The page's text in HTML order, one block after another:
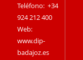
Teléfono: +34
924 212 400
Web:
www.dip-
badajoz.es